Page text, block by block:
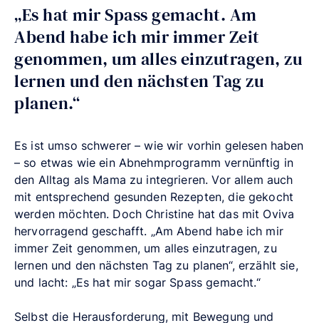
„Es hat mir Spass gemacht. Am
Abend habe ich mir immer Zeit
genommen, um alles einzutragen, zu
lernen und den nächsten Tag zu
planen.“
Es ist umso schwerer – wie wir vorhin gelesen haben
– so etwas wie ein Abnehmprogramm vernünftig in
den Alltag als Mama zu integrieren. Vor allem auch
mit entsprechend gesunden Rezepten, die gekocht
werden möchten. Doch Christine hat das mit Oviva
hervorragend geschafft. „Am Abend habe ich mir
immer Zeit genommen, um alles einzutragen, zu
lernen und den nächsten Tag zu planen“, erzählt sie,
und lacht: „Es hat mir sogar Spass gemacht.“
Selbst die Herausforderung, mit Bewegung und